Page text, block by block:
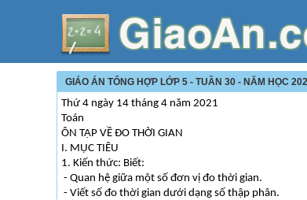
GIÁO ÁN TỔNG HỢP LỚP 5 - TUẦN 30 - NĂM HỌC
Thứ 4 ngày 14 tháng 4 năm 2021
Toán
ÔN TẬP VỀ ĐO THỜI GIAN
I. MỤC TIÊU
1. Kiến thức: Biết:
- Quan hệ giữa một số đơn vị đo thời gian.
- Viết số đo thời gian dưới dạng số thập phân.